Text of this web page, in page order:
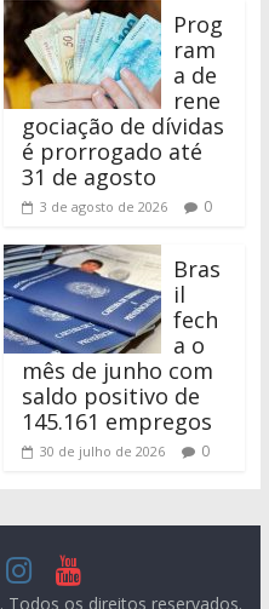
Prog
ram
a de
rene
gociação de dívidas
é prorrogado até
31 de agosto
3 de agosto de 2026 0
Bras
il
fech
a o
mês de junho com
saldo positivo de
145.161 empregos
30 de julho de 2026 0
. Todos os direitos reservados.